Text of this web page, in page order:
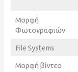
Μορφή
Φωτογραφιών
File Systems
Μορφή βίντεο